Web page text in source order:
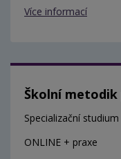
Více informací
Školní metodik
Specializační studium
ONLINE + praxe